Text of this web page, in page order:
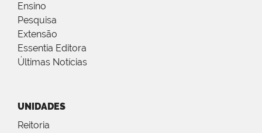
Ensino
Pesquisa
Extensão
Essentia Editora
Últimas Notícias
UNIDADES
Reitoria